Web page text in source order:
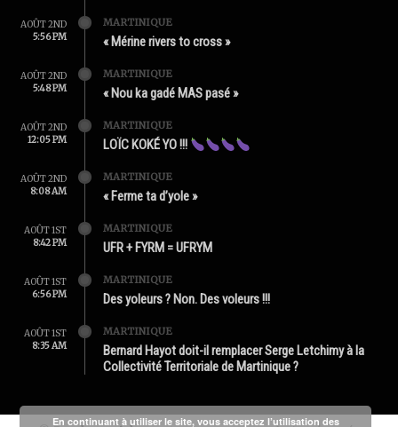
AOÛT 2ND
5:56 PM
MARTINIQUE
« Mérine rivers to cross »
AOÛT 2ND
5:48 PM
MARTINIQUE
« Nou ka gadé MAS pasé »
AOÛT 2ND
12:05 PM
MARTINIQUE
LOÏC KOKÉ YO !!!
AOÛT 2ND
8:08 AM
MARTINIQUE
« Ferme ta d’yole »
AOÛT 1ST
8:42 PM
MARTINIQUE
UFR + FYRM = UFRYM
AOÛT 1ST
6:56 PM
MARTINIQUE
Des yoleurs ? Non. Des voleurs !!!
AOÛT 1ST
8:35 AM
MARTINIQUE
Bernard Hayot doit-il remplacer Serge Letchimy à la
Collectivité Territoriale de Martinique ?
En continuant à utiliser le site, vous acceptez l’utilisation des